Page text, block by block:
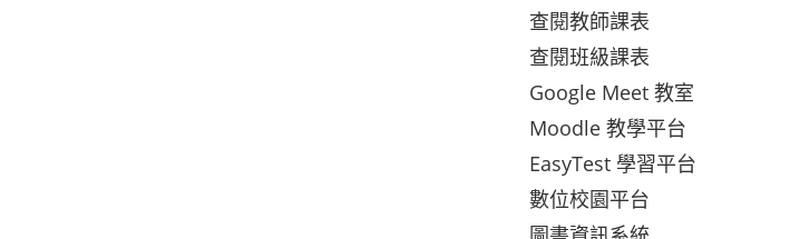
查閱教師課表
查閱班級課表
Google Meet 教室
Moodle 教學平台
EasyTest 學習平台
數位校園平台